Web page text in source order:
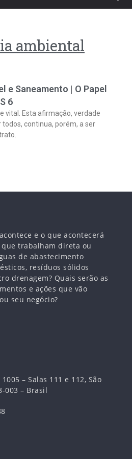
ambiental
e Saneamento | O Papel
6
vital. Esta afirmação, verdade
continua, porém, a ser
e o que acontecerá
trabalham direta ou
de abastecimento
resíduos sólidos
drenagem? Quais serão as
e ações que vão
seu negócio?
– Salas 111 e 112, São
003 – Brasil